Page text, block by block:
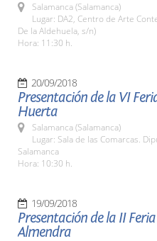
Salamanca (Salamanca)
Lugar: DA2, Centro de Arte
De la Aldehuela, s/n)
Hora: 11:30 h.
20/09/2018
Presentación de la VI
Huerta
Salamanca (Salamanca)
Lugar: Sala de las Comarcas.
Salamanca
Hora: 10:30 h.
19/09/2018
Presentación de la II
Almendra